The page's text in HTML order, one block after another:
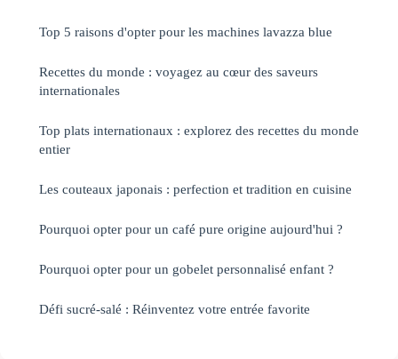
Top 5 raisons d'opter pour les machines lavazza blue
Recettes du monde : voyagez au cœur des saveurs
internationales
Top plats internationaux : explorez des recettes du monde
entier
Les couteaux japonais : perfection et tradition en cuisine
Pourquoi opter pour un café pure origine aujourd'hui ?
Pourquoi opter pour un gobelet personnalisé enfant ?
Défi sucré-salé : Réinventez votre entrée favorite